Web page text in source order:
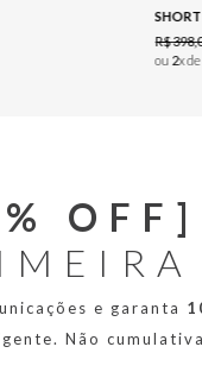
R$398,
ou 2x de
OFF]
e garanta
Não